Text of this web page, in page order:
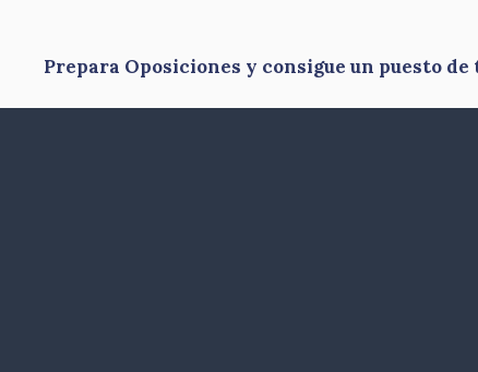
Prepara Oposiciones y consigue un puesto